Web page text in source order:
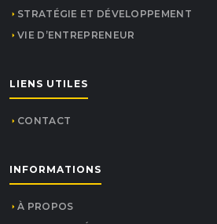
STRATÉGIE ET DÉVELOPPEMENT
VIE D’ENTREPRENEUR
LIENS UTILES
CONTACT
INFORMATIONS
À PROPOS